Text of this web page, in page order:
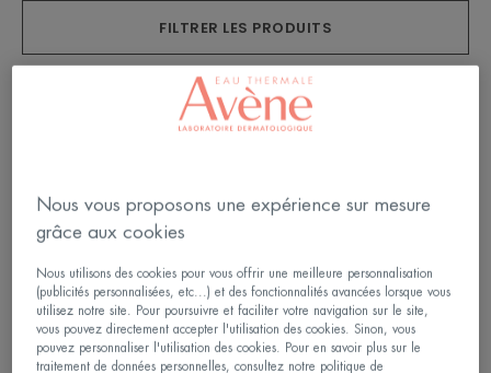
FILTRER LES PRODUITS
6 résultats pour "Soins solaires écran minéral"
SPF
50+
protection
SPF
50+
Nous vous proposons une expérience sur mesure
grâce aux cookies
Nous utilisons des cookies pour vous offrir une meilleure personnalisation
(publicités personnalisées, etc...) et des fonctionnalités avancées lorsque vous
utilisez notre site. Pour poursuivre et faciliter votre navigation sur le site,
vous pouvez directement accepter l'utilisation des cookies. Sinon, vous
pouvez personnaliser l'utilisation des cookies. Pour en savoir plus sur le
traitement de données personnelles, consultez notre politique de